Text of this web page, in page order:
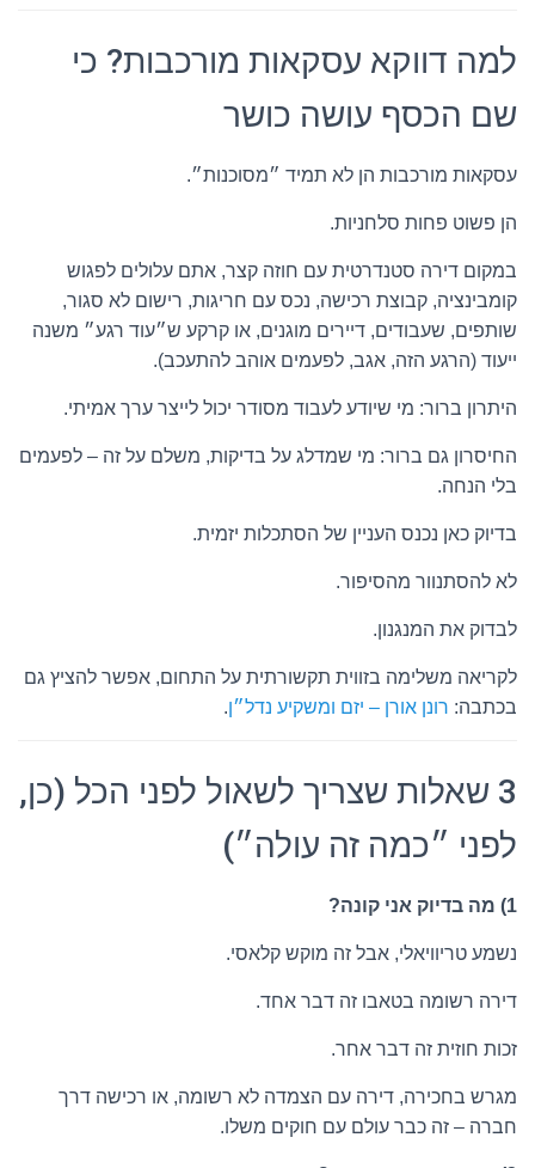
למה דווקא עסקאות מורכבות? כי
שם הכסף עושה כושר
עסקאות מורכבות הן לא תמיד ״מסוכנות״.
הן פשוט פחות סלחניות.
במקום דירה סטנדרטית עם חוזה קצר, אתם עלולים לפגוש
קומבינציה, קבוצת רכישה, נכס עם חריגות, רישום לא סגור,
שותפים, שעבודים, דיירים מוגנים, או קרקע ש״עוד רגע״ משנה
ייעוד (הרגע הזה, אגב, לפעמים אוהב להתעכב).
היתרון ברור: מי שיודע לעבוד מסודר יכול לייצר ערך אמיתי.
החיסרון גם ברור: מי שמדלג על בדיקות, משלם על זה – לפעמים
בלי הנחה.
בדיוק כאן נכנס העניין של הסתכלות יזמית.
לא להסתנוור מהסיפור.
לבדוק את המנגנון.
לקריאה משלימה בזווית תקשורתית על התחום, אפשר להציץ גם
בכתבה: רונן אורן – יזם ומשקיע נדל״ן.
3 שאלות שצריך לשאול לפני הכל (כן,
לפני ״כמה זה עולה״)
1) מה בדיוק אני קונה?
נשמע טריוויאלי, אבל זה מוקש קלאסי.
דירה רשומה בטאבו זה דבר אחד.
זכות חוזית זה דבר אחר.
מגרש בחכירה, דירה עם הצמדה לא רשומה, או רכישה דרך
חברה – זה כבר עולם עם חוקים משלו.